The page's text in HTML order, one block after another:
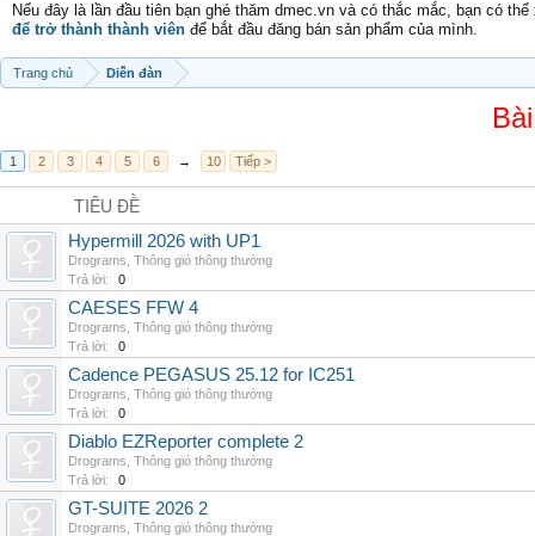
Nếu đây là lần đầu tiên bạn ghé thăm dmec.vn và có thắc mắc, bạn có
để trở thành thành viên để bắt đầu đăng bán sản phẩm của mình.
Trang chủ Diễn đàn
1 2 3 4 5 6 → 10 Tiếp >
TIÊU ĐỀ
Hypermill 2026 with UP1
Drograms Thông gió thông thường
Trả lời:
0
CAESES FFW 4
Drograms Thông gió thông thường
Trả lời:
0
Cadence PEGASUS 25.12 for IC251
Drograms Thông gió thông thường
Trả lời:
0
Diablo EZReporter complete 2
Drograms Thông gió thông thường
Trả lời:
0
GT-SUITE 2026 2
Drograms Thông gió thông thường